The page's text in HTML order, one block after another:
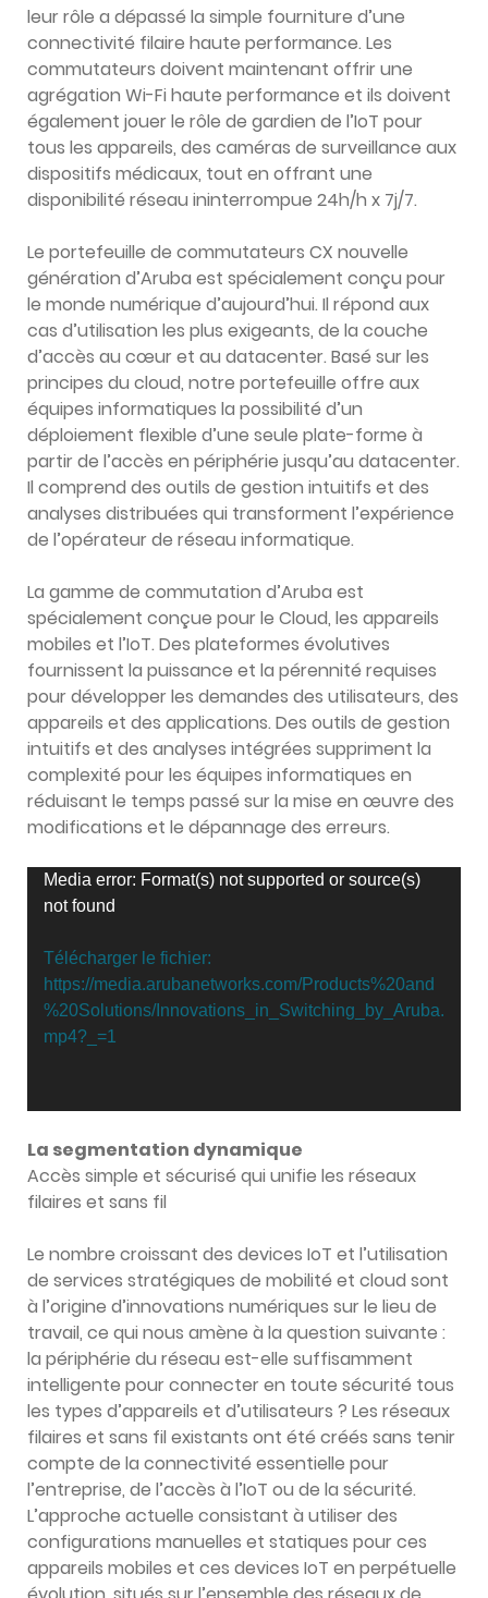
leur rôle a dépassé la simple fourniture d’une
connectivité filaire haute performance. Les
commutateurs doivent maintenant offrir une
agrégation Wi-Fi haute performance et ils doivent
également jouer le rôle de gardien de l’IoT pour
tous les appareils, des caméras de surveillance aux
dispositifs médicaux, tout en offrant une
disponibilité réseau ininterrompue 24h/h x 7j/7.
Le portefeuille de commutateurs CX nouvelle
génération d’Aruba est spécialement conçu pour
le monde numérique d’aujourd’hui. Il répond aux
cas d’utilisation les plus exigeants, de la couche
d’accès au cœur et au datacenter. Basé sur les
principes du cloud, notre portefeuille offre aux
équipes informatiques la possibilité d’un
déploiement flexible d’une seule plate-forme à
partir de l’accès en périphérie jusqu’au datacenter.
Il comprend des outils de gestion intuitifs et des
analyses distribuées qui transforment l’expérience
de l’opérateur de réseau informatique.
La gamme de commutation d’Aruba est
spécialement conçue pour le Cloud, les appareils
mobiles et l’IoT. Des plateformes évolutives
fournissent la puissance et la pérennité requises
pour développer les demandes des utilisateurs, des
appareils et des applications. Des outils de gestion
intuitifs et des analyses intégrées suppriment la
complexité pour les équipes informatiques en
réduisant le temps passé sur la mise en œuvre des
modifications et le dépannage des erreurs.
Lecteur
vidéo
Media error: Format(s) not supported or source(s)
not found
Télécharger le fichier:
https://media.arubanetworks.com/Products%20and
%20Solutions/Innovations_in_Switching_by_Aruba.
mp4?_=1
La segmentation dynamique
Accès simple et sécurisé qui unifie les réseaux
filaires et sans fil
Le nombre croissant des devices IoT et l’utilisation
de services stratégiques de mobilité et cloud sont
à l’origine d’innovations numériques sur le lieu de
travail, ce qui nous amène à la question suivante :
la périphérie du réseau est-elle suffisamment
intelligente pour connecter en toute sécurité tous
les types d’appareils et d’utilisateurs ? Les réseaux
filaires et sans fil existants ont été créés sans tenir
compte de la connectivité essentielle pour
l’entreprise, de l’accès à l’IoT ou de la sécurité.
L’approche actuelle consistant à utiliser des
configurations manuelles et statiques pour ces
appareils mobiles et ces devices IoT en perpétuelle